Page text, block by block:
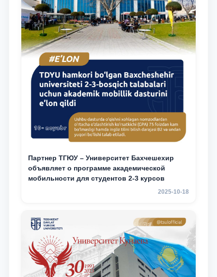
Партнер ТГЮУ – Университет Бахчешехир
объявляет о программе академической
мобильности для студентов 2-3 курсов
2025-10-18